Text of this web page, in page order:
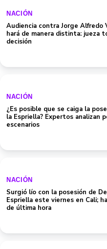
NACIÓN
Audiencia contra Jorge Alfredo
hará de manera distinta: jueza
decisión
NACIÓN
¿Es posible que se caiga la
la Espriella? Expertos analizan
escenarios
NACIÓN
Surgió lío con la posesión de
Espriella este viernes en Cali;
de última hora